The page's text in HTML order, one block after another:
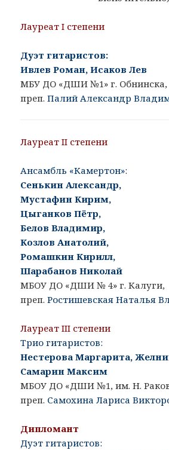
Лауреат I степени
Дуэт гитаристов:
Ивлев Роман, Исаков Лев
МБУ ДО «ДШИ №1» г. Обнинска,
преп.Палий Александр
Лауреат II степени
Ансамбль «Камертон»:
Сенькин Александр,
Мустафин Кирим,
Цыганков Пётр,
Белов Владимир,
Козлов Анатолий,
Ромашкин Кирилл,
Шарабанов Николай
МБОУ ДО «ДШИ № 4» г. Калуги,
преп.Ростишевская Наталья
Лауреат III степени
Трио гитаристов:
Нестерова Маргарита,
Самарин Максим
МБОУ ДО «ДШИ №1, им. Н.
преп. Самохина Лариса
Дипломант
Дуэт гитаристов: